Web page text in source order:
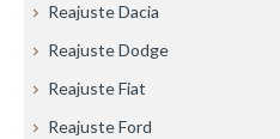
Reajuste Dacia
Reajuste Dodge
Reajuste Fiat
Reajuste Ford